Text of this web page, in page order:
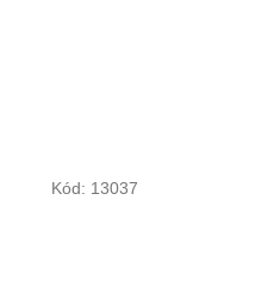
Kód: 13037